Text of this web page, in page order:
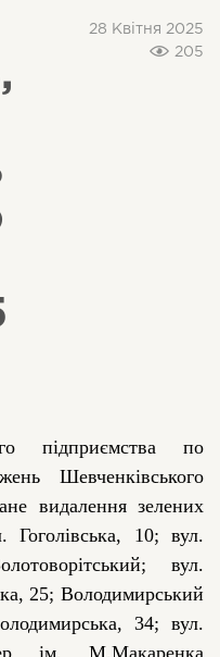
28 Квітня 2025
205
підприємства по
Шевченківського
видалення зелених
Гоголівська, 10; вул.
вул.
25; Володимирський
34; вул.
ім. М.Макаренка